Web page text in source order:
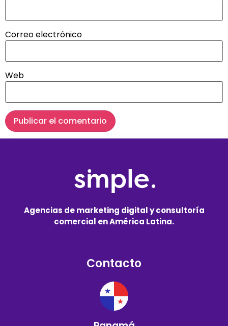
Correo electrónico
Web
Agencias de marketing digital y consultoría
comercial en América Latina.
Contacto